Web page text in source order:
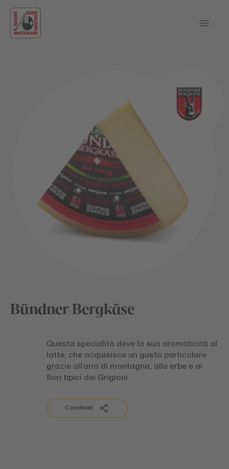
Bündner Bergkäse
Questa specialità deve la sua aromaticità al
latte, che acquisisce un gusto particolare
grazie all’aria di montagna, alle erbe e ai
fiori tipici dei Grigioni.
Condividi